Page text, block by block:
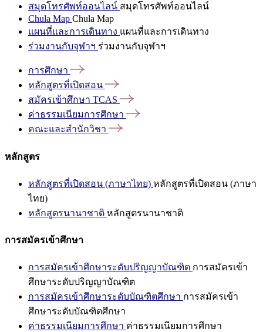
สมุดโทรศัพท์ออนไลน์ สมุดโทรศัพท์ออนไลน์
Chula Map Chula Map
แผนที่และการเดินทาง แผนที่และการเดินทาง
ร่วมงานกับจุฬาฯ ร่วมงานกับจุฬาฯ
การศึกษา
หลักสูตรที่เปิดสอน
สมัครเข้าศึกษา TCAS
ค่าธรรมเนียมการศึกษา
คณะและสำนักวิชา
หลักสูตร
หลักสูตรที่เปิดสอน (ภาษาไทย) หลักสูตรที่เปิดสอน (ภาษา
ไทย)
หลักสูตรนานาชาติ หลักสูตรนานาชาติ
การสมัครเข้าศึกษา
การสมัครเข้าศึกษาระดับปริญญาบัณฑิต การสมัครเข้า
ศึกษาระดับปริญญาบัณฑิต
การสมัครเข้าศึกษาระดับบัณฑิตศึกษา การสมัครเข้า
ศึกษาระดับบัณฑิตศึกษา
ค่าธรรมเนียมการศึกษา ค่าธรรมเนียมการศึกษา